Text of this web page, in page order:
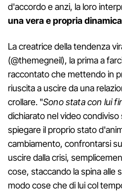
d'accordo e anzi, la loro
una vera e propria
La creatrice della tendenza
(@themegneil), la prima a
raccontato che mettendo in
riuscita a uscire da una
crollare. "Sono stata con lui
dichiarato nel video condiviso
spiegare il proprio stato
cambiamento, confrontarsi
uscire dalla crisi,
cose, staccando la spina alle
modo cose che di lui col